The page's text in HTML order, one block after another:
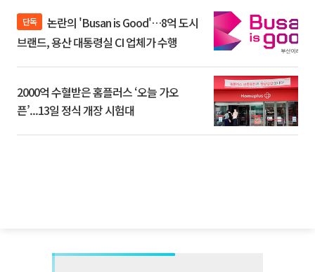
단독
브랜드, 용산 대통령실 CI 업체가 수행
2000억 수혈받은 홈플러스 ‘오늘 가오
픈’...13일 정식 개장 시험대